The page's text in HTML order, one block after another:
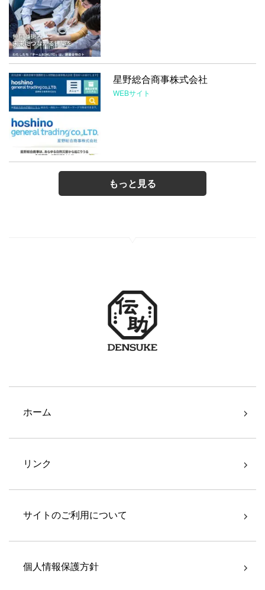
星野総合商事株式会社
WEBサイト
もっと見る
ホーム
リンク
サイトのご利用について
個人情報保護方針